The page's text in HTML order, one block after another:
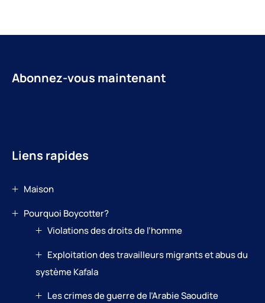
Abonnez-vous maintenant
Liens rapides
Maison
Pourquoi Boycotter?
Violations des droits de l’homme
Exploitation des travailleurs migrants et abus du
système Kafala
Les crimes de guerre de l’Arabie Saoudite